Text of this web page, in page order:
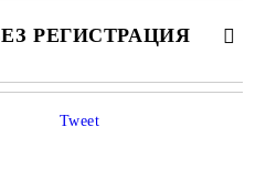
РЕГИСТРАЦИЯ
Tweet